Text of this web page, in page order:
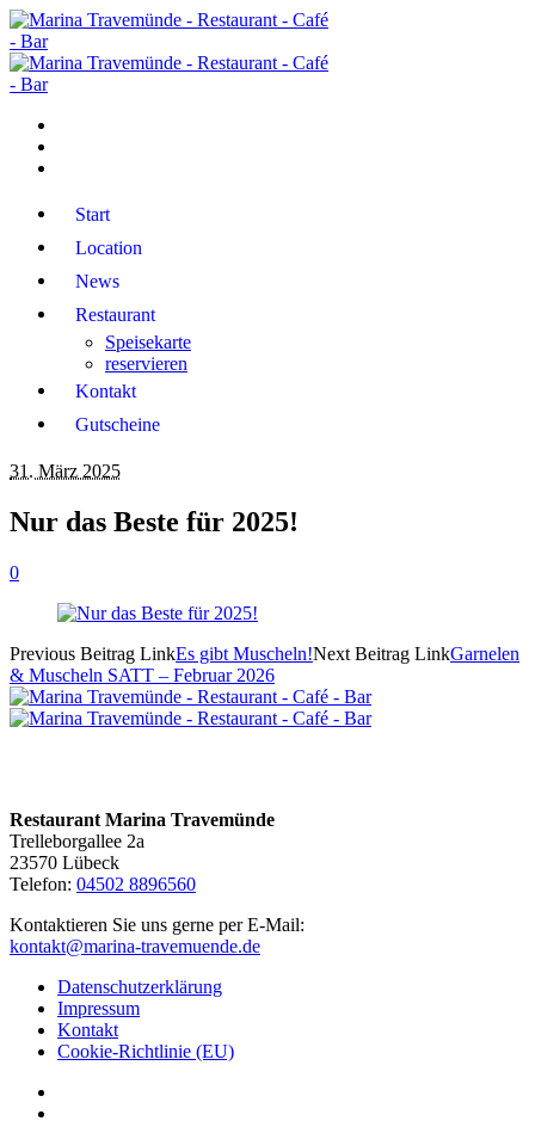
Start
Location
News
Restaurant
Speisekarte
reservieren
Kontakt
Gutscheine
31. März 2025
Nur das Beste für 2025!
0
Previous Beitrag LinkEs gibt Muscheln!Next Beitrag LinkGarnelen
& Muscheln SATT – Februar 2026
Restaurant Marina Travemünde
Trelleborgallee 2a
23570 Lübeck
Telefon: 04502 8896560
Kontaktieren Sie uns gerne per E-Mail:
kontakt@marina-travemuende.de
Datenschutzerklärung
Impressum
Kontakt
Cookie-Richtlinie (EU)